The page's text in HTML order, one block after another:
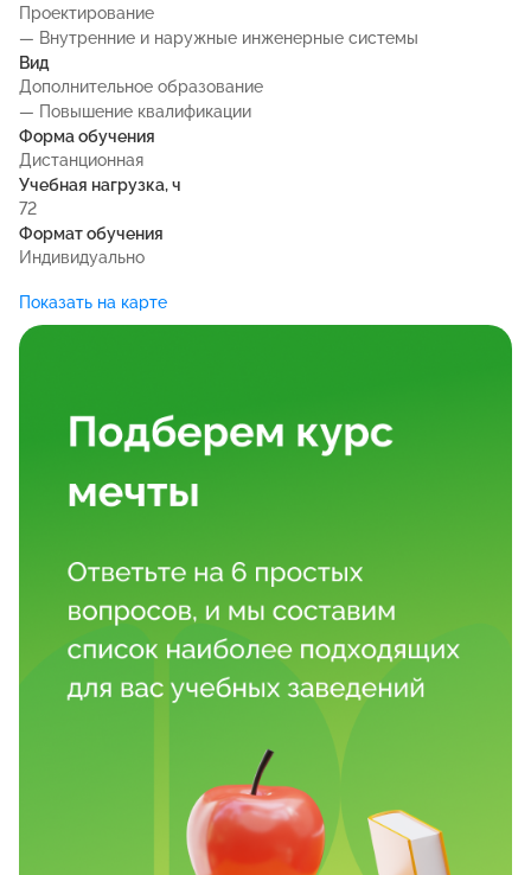
Проектирование
— Внутренние и наружные инженерные системы
Вид
Дополнительное образование
— Повышение квалификации
Форма обучения
Дистанционная
Учебная нагрузка, ч
72
Формат обучения
Индивидуально
Показать на карте